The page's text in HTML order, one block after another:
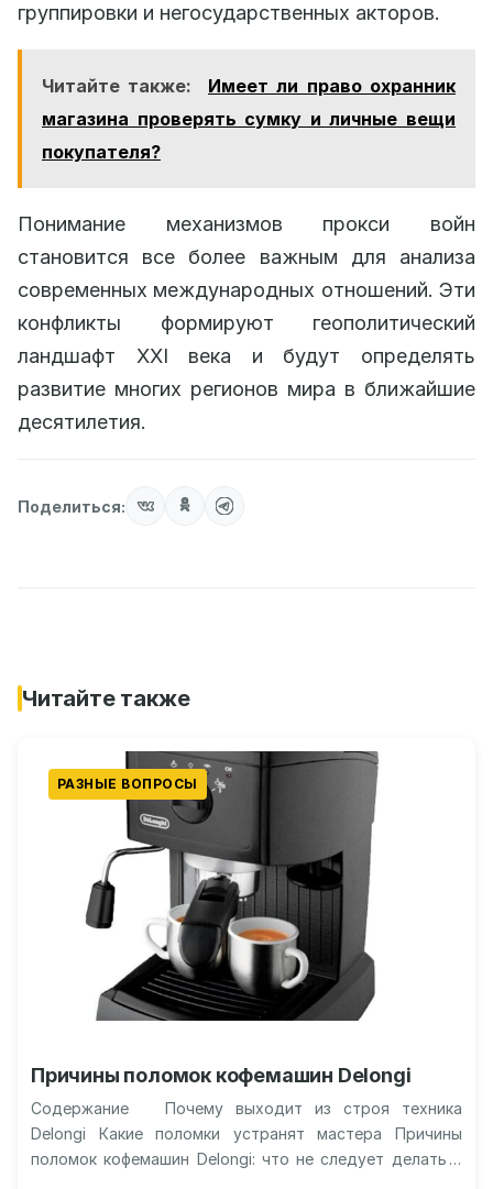
группировки и негосударственных акторов.
Читайте также:
Имеет ли право охранник
магазина проверять сумку и личные вещи
покупателя?
Понимание механизмов прокси войн
становится все более важным для анализа
современных международных отношений. Эти
конфликты формируют геополитический
ландшафт XXI века и будут определять
развитие многих регионов мира в ближайшие
десятилетия.
Поделиться:
Читайте также
РАЗНЫЕ ВОПРОСЫ
Причины поломок кофемашин Delongi
Содержание Почему выходит из строя техника
Delongi Какие поломки устранят мастера Причины
поломок кофемашин Delongi: что не следует делать и